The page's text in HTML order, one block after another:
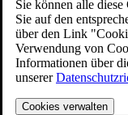
Sie können alle
Sie auf den
über den Link
Verwendung von
Informationen über
unserer
Cookies verwalten